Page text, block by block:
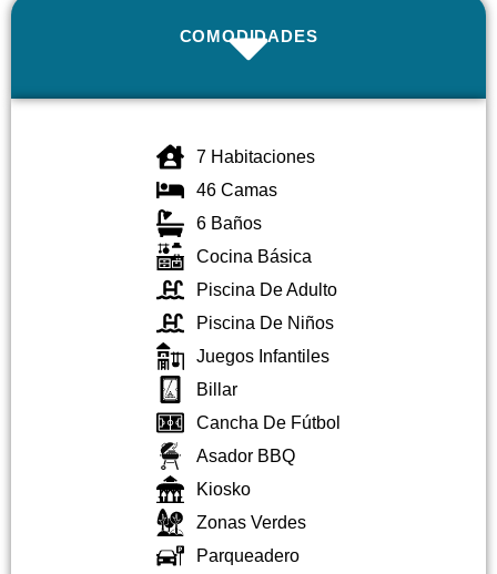
COMODIDADES
7 Habitaciones
46 Camas
6 Baños
Cocina Básica
Piscina De Adulto
Piscina De Niños
Juegos Infantiles
Billar
Cancha De Fútbol
Asador BBQ
Kiosko
Zonas Verdes
Parqueadero